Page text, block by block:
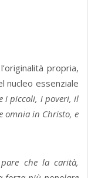
propria,
nucleo essenziale
i piccoli, i poveri, il
omnia in Christo, e
che la carità,